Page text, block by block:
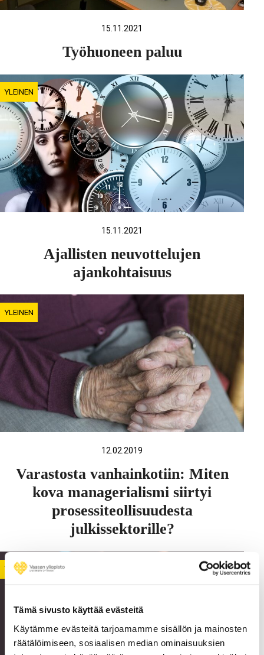
Tämä sivusto käyttää evästeitä
Käytämme evästeitä tarjoamamme sisällön ja mainosten
räätälöimiseen, sosiaalisen median ominaisuuksien
15.11.2021
Työhuoneen paluu
YLEINEN
15.11.2021
Ajallisten neuvottelujen
ajankohtaisuus
YLEINEN
12.02.2019
Varastosta vanhainkotiin: Miten
kova managerialismi siirtyi
prosessiteollisuudesta
julkissektorille?
YLEINEN